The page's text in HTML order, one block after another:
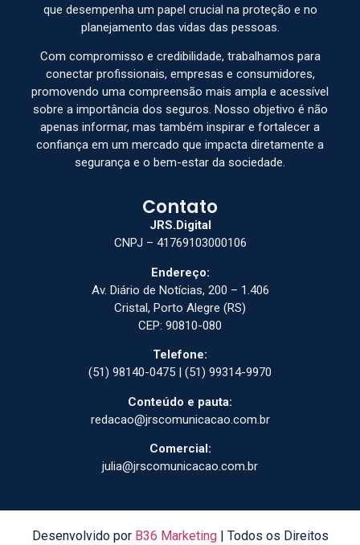
que desempenha um papel crucial na proteção e no
planejamento das vidas das pessoas.
Com compromisso e credibilidade, trabalhamos para
conectar profissionais, empresas e consumidores,
promovendo uma compreensão mais ampla e acessível
sobre a importância dos seguros. Nosso objetivo é não
apenas informar, mas também inspirar e fortalecer a
confiança em um mercado que impacta diretamente a
segurança e o bem-estar da sociedade.
Contato
JRS.Digital
CNPJ – 41769103000106
Endereço:
Av. Diário de Notícias, 200 – 1.406
Cristal, Porto Alegre (RS)
CEP: 90810-080
Telefone:
(51) 98140-0475 | (51) 99314-9970
Conteúdo e pauta:
redacao@jrscomunicacao.com.br
Comercial:
julia@jrscomunicacao.com.br
Desenvolvido por B36 Marketing| Todos os Direitos